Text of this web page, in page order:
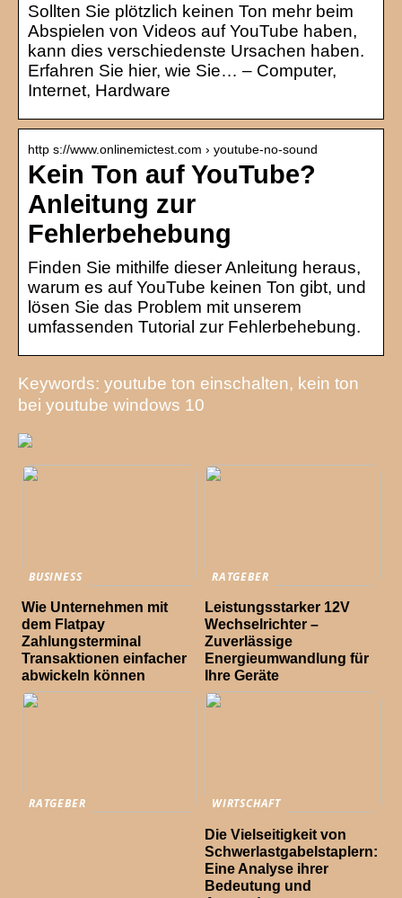
Sollten Sie plötzlich keinen Ton mehr beim
Abspielen von Videos auf YouTube haben,
kann dies verschiedenste Ursachen haben.
Erfahren Sie hier, wie Sie… – Computer,
Internet, Hardware
http s://www.onlinemictest.com › youtube-no-sound
Kein Ton auf YouTube?
Anleitung zur
Fehlerbehebung
Finden Sie mithilfe dieser Anleitung heraus,
warum es auf YouTube keinen Ton gibt, und
lösen Sie das Problem mit unserem
umfassenden Tutorial zur Fehlerbehebung.
Keywords: youtube ton einschalten, kein ton
bei youtube windows 10
BUSINESS
Wie Unternehmen mit
dem Flatpay
Zahlungsterminal
Transaktionen einfacher
abwickeln können
RATGEBER
Leistungsstarker 12V
Wechselrichter –
Zuverlässige
Energieumwandlung für
Ihre Geräte
RATGEBER WIRTSCHAFT
Die Vielseitigkeit von
Schwerlastgabelstaplern:
Eine Analyse ihrer
Bedeutung und